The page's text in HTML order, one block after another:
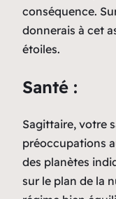
conséquence.
donnerais à cet
étoiles.
Santé :
Sagittaire, votre
préoccupations
des planètes
sur le plan de la